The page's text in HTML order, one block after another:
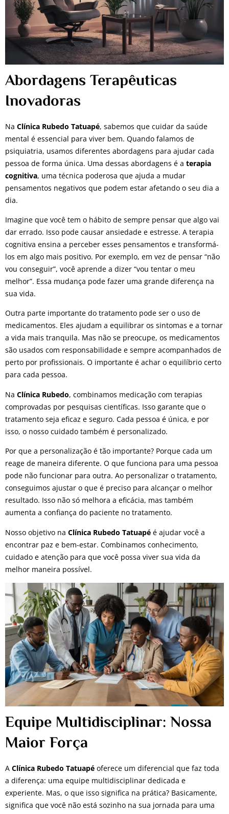
Abordagens Terapêuticas
Inovadoras
Na Clínica Rubedo Tatuapé, sabemos que cuidar da saúde
mental é essencial para viver bem. Quando falamos de
psiquiatria, usamos diferentes abordagens para ajudar cada
pessoa de forma única. Uma dessas abordagens é a terapia
cognitiva, uma técnica poderosa que ajuda a mudar
pensamentos negativos que podem estar afetando o seu dia a
dia.
Imagine que você tem o hábito de sempre pensar que algo vai
dar errado. Isso pode causar ansiedade e estresse. A terapia
cognitiva ensina a perceber esses pensamentos e transformá-
los em algo mais positivo. Por exemplo, em vez de pensar “não
vou conseguir”, você aprende a dizer “vou tentar o meu
melhor”. Essa mudança pode fazer uma grande diferença na
sua vida.
Outra parte importante do tratamento pode ser o uso de
medicamentos. Eles ajudam a equilibrar os sintomas e a tornar
a vida mais tranquila. Mas não se preocupe, os medicamentos
são usados com responsabilidade e sempre acompanhados de
perto por profissionais. O importante é achar o equilíbrio certo
para cada pessoa.
Na Clínica Rubedo, combinamos medicação com terapias
comprovadas por pesquisas científicas. Isso garante que o
tratamento seja eficaz e seguro. Cada pessoa é única, e por
isso, o nosso cuidado também é personalizado.
Por que a personalização é tão importante? Porque cada um
reage de maneira diferente. O que funciona para uma pessoa
pode não funcionar para outra. Ao personalizar o tratamento,
conseguimos ajustar o que é preciso para alcançar o melhor
resultado. Isso não só melhora a eficácia, mas também
aumenta a confiança do paciente no tratamento.
Nosso objetivo na Clínica Rubedo Tatuapé é ajudar você a
encontrar paz e bem-estar. Combinamos conhecimento,
cuidado e atenção para que você possa viver sua vida da
melhor maneira possível.
Equipe Multidisciplinar: Nossa
Maior Força
A Clínica Rubedo Tatuapé oferece um diferencial que faz toda
a diferença: uma equipe multidisciplinar dedicada e
experiente. Mas, o que isso significa na prática? Basicamente,
significa que você não está sozinho na sua jornada para uma